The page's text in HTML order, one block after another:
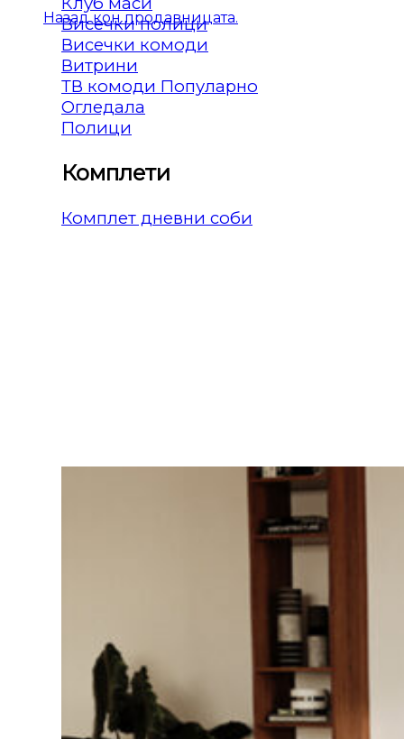
Назад кон продавницата.
Висечки полици
Висечки комоди
Витрини
ТВ комоди
Огледала
Полици
Комплети
Комплет дневни соби